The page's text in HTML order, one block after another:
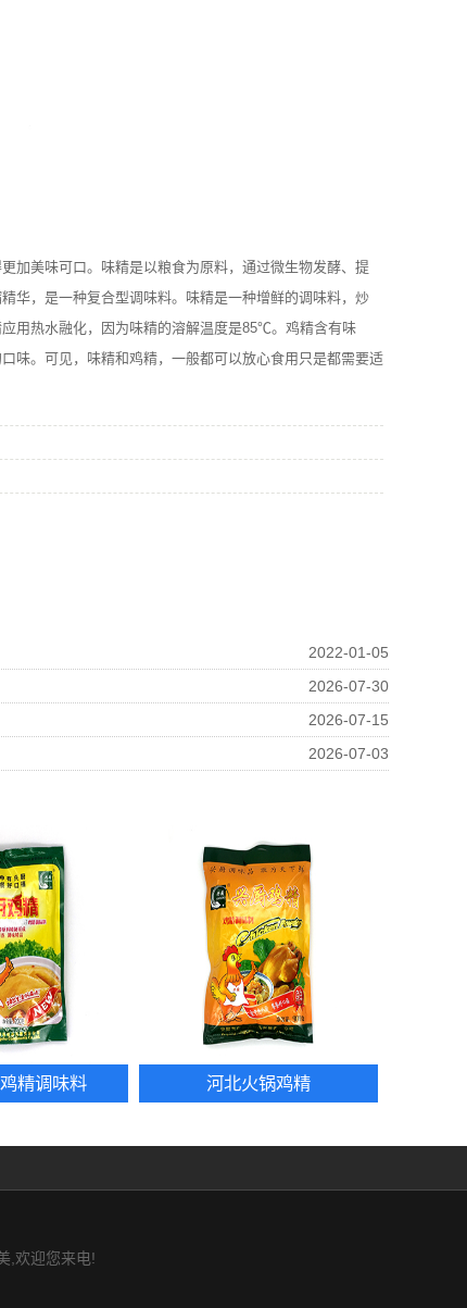
加美味可口。味精是以粮食为原料，通过微生物发酵、提
华，是一种复合型调味料。味精是一种增鲜的调味料，炒
用热水融化，因为味精的溶解温度是85℃。鸡精含有味
味。可见，味精和鸡精，一般都可以放心食用只是都需要适
2022-01-05
2026-07-30
2026-07-15
2026-07-03
精调味料 河北火锅鸡精
,欢迎您来电!